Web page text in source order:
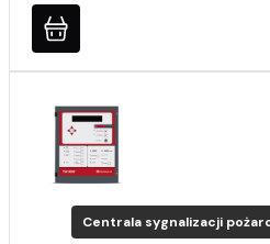
Centrala sygnalizacji